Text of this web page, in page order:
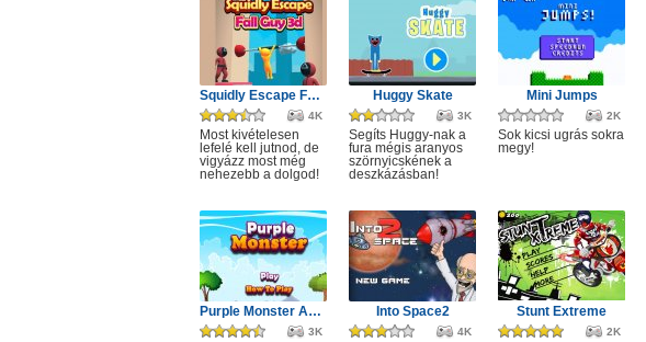
Squidly Escape Fall Guy 3D
4K
Most kivételesen
lefelé kell jutnod, de
vigyázz most még
nehezebb a dolgod!
Huggy Skate
3K
Segíts Huggy-nak a
fura mégis aranyos
szörnyicskének a
deszkázásban!
Mini Jumps
2K
Sok kicsi ugrás sokra
megy!
Purple Monster Adventure
3K
Into Space2
4K
Stunt Extreme
2K